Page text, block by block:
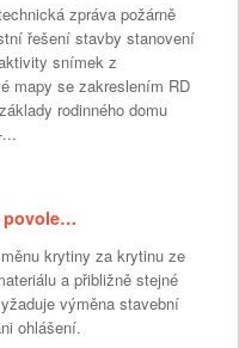
zpráva požárně
řešení stavby stanovení
snímek z
mapy se zakreslením RD
rodinného domu
povole…
krytiny za krytinu ze
a přibližně stejné
výměna stavební
ohlášení.